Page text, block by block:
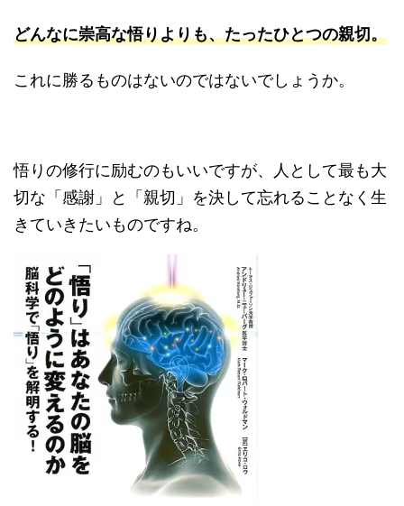
どんなに崇高な悟りよりも、たったひとつの親切。
これに勝るものはないのではないでしょうか。
悟りの修行に励むのもいいですが、人として最も大
切な「感謝」と「親切」を決して忘れることなく生
きていきたいものですね。